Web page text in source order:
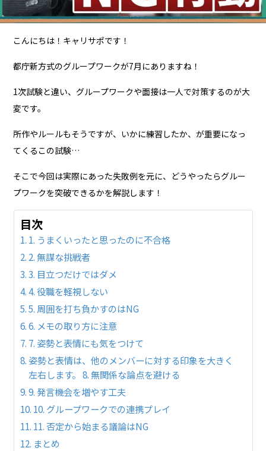
こんにちは！キャリサポです！
都庁新方式のグループワークが7月にありますね！
1次試験と違い、グループワークや面接は一人で対策するのが大
変です。
所作やルールもそうですが、いかに練習したか、が重要になっ
てくるこの試験…
そこで今回は実際にあった失敗例を元に、どうやったらグルー
プワークを突破できるかを解説します！
目次
1. うまくいったと思ったのに不合格
2. 無謀な挑戦者
3. 目立つだけではダメ
4. 役職を軽視しない
5. 周囲を打ち負かすのはNG
6. メモの取り方に注意
7. 姿勢と表情にも気をつけて
姿勢と表情は、他のメンバーに対する印象を大きく
左右します。 8. 無関係な論点を避ける
9. 発言機会を増やす工夫
10. グループワークでの連携プレイ
11. 否定から始まる議論はNG
まとめ